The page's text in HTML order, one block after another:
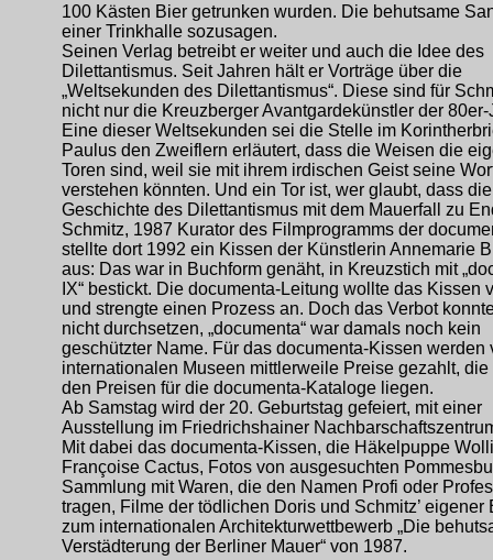
100 Kästen Bier getrunken wurden. Die behutsame
einer Trinkhalle sozusagen.
Seinen Verlag betreibt er weiter und auch die Idee des
Dilettantismus. Seit Jahren hält er Vorträge über die
„Weltsekunden des Dilettantismus“. Diese sind für
nicht nur die Kreuzberger Avantgardekünstler der 80er-
Eine dieser Weltsekunden sei die Stelle im
Paulus den Zweiflern erläutert, dass die Weisen die
Toren sind, weil sie mit ihrem irdischen Geist seine
verstehen könnten. Und ein Tor ist, wer glaubt, dass die
Geschichte des Dilettantismus mit dem Mauerfall zu
Schmitz, 1987 Kurator des Filmprogramms der
stellte dort 1992 ein Kissen der Künstlerin Annemarie
aus: Das war in Buchform genäht, in Kreuzstich mit
IX“ bestickt. Die documenta-Leitung wollte das Kissen
und strengte einen Prozess an. Doch das Verbot
nicht durchsetzen, „documenta“ war damals noch kein
geschützter Name. Für das documenta-Kissen werden
internationalen Museen mittlerweile Preise gezahlt, die
den Preisen für die documenta-Kataloge liegen.
Ab Samstag wird der 20. Geburtstag gefeiert, mit einer
Ausstellung im Friedrichshainer
Mit dabei das documenta-Kissen, die Häkelpuppe
Françoise Cactus, Fotos von ausgesuchten
Sammlung mit Waren, die den Namen Profi oder
tragen, Filme der tödlichen Doris und Schmitz’ eigener
zum internationalen Architekturwettbewerb „Die
Verstädterung der Berliner Mauer“ von 1987.